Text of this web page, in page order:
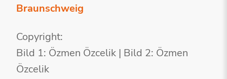
Braunschweig
Copyright:
Bild 1: Özmen Özcelik | Bild 2: Özmen
Özcelik